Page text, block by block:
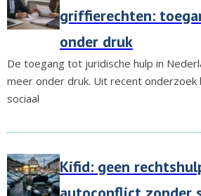
griffierechten:
onder druk
De toegang tot juridische hulp in
meer onder druk. Uit recent onderzoek
sociaal
Kifid: geen